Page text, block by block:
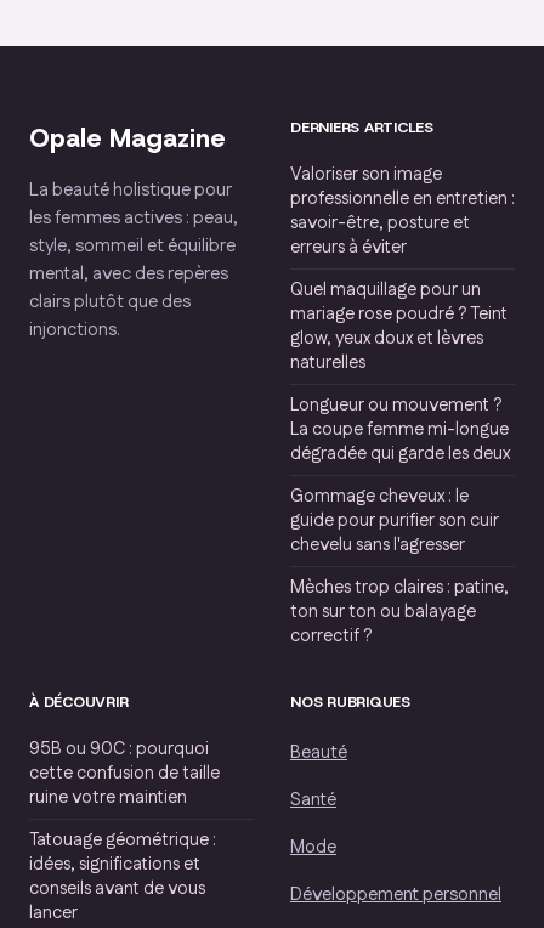
professionnelle et
masque
Opale Magazine
La beauté holistique pour
les femmes actives : peau,
style, sommeil et équilibre
mental, avec des repères
clairs plutôt que des
injonctions.
DERNIERS ARTICLES
Valoriser son image
professionnelle en entretien :
savoir-être, posture et
erreurs à éviter
Quel maquillage pour un
mariage rose poudré ? Teint
glow, yeux doux et lèvres
naturelles
Longueur ou mouvement ?
La coupe femme mi-longue
dégradée qui garde les deux
Gommage cheveux : le
guide pour purifier son cuir
chevelu sans l'agresser
Mèches trop claires : patine,
ton sur ton ou balayage
correctif ?
À DÉCOUVRIR
95B ou 90C : pourquoi
cette confusion de taille
ruine votre maintien
Tatouage géométrique :
idées, significations et
conseils avant de vous
lancer
NOS RUBRIQUES
Beauté
Santé
Mode
Développement personnel